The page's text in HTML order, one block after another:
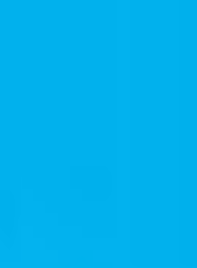
a região tem recebido
privados, como o Master Plan, um
Belo, que busca revitalizar a
mais turistas e maior circulação
em 1994 e inspirada no
se no mercado imobiliário pela
em cada projeto. Com
e o uso de materiais de primeira
a empresa evolui
conhecimentos. Reconhecendo a
a Kalani investe em
desde a seleção do